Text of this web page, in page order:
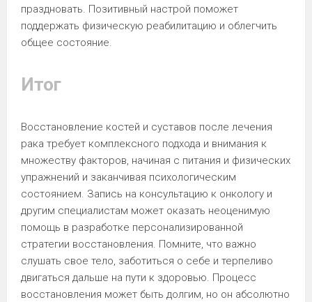
праздновать. Позитивный настрой поможет
поддержать физическую реабилитацию и облегчить
общее состояние.
Итог
Восстановление костей и суставов после лечения
рака требует комплексного подхода и внимания к
множеству факторов, начиная с питания и физических
упражнений и заканчивая психологическим
состоянием. Запись на консультацию к онкологу и
другим специалистам может оказать неоценимую
помощь в разработке персонализированной
стратегии восстановления. Помните, что важно
слушать свое тело, заботиться о себе и терпеливо
двигаться дальше на пути к здоровью. Процесс
восстановления может быть долгим, но он абсолютно